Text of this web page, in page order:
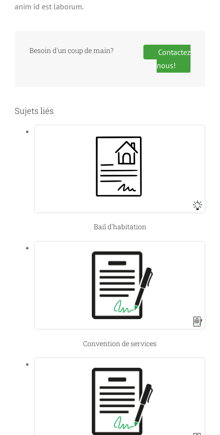
anim id est laborum.
Besoin d'un coup de main?
Contactez
nous!
Sujets liés
Bail d’habitation
Convention de services